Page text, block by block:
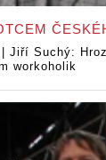
| Jiří Suchý:
workoholik